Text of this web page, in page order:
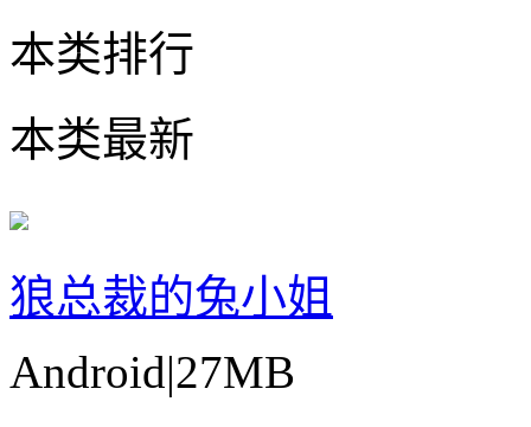
本类排行
本类最新
狼总裁的兔小姐
Android|27MB